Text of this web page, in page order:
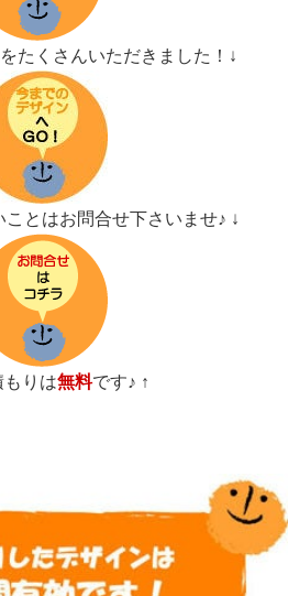
をたくさんいただきました！↓
とはお問合せ下さいませ♪ ↓
もりは無料です♪ ↑